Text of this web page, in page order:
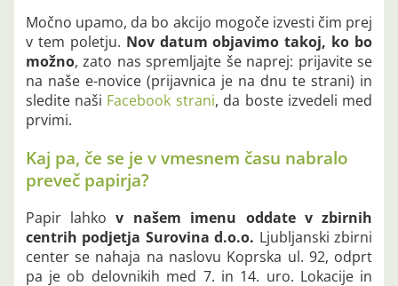
Močno upamo, da bo akcijo mogoče izvesti čim prej
v tem poletju. Nov datum objavimo takoj, ko bo
možno, zato nas spremljajte še naprej: prijavite se
na naše e-novice (prijavnica je na dnu te strani) in
sledite naši Facebook strani, da boste izvedeli med
prvimi.
Kaj pa, če se je v vmesnem času nabralo
preveč papirja?
Papir lahkov našem imenu oddate v zbirnih
centrih podjetja Surovina d.o.o. Ljubljanski zbirni
center se nahaja na naslovu Koprska ul. 92, odprt
pa je ob delovnikih med 7. in 14. uro. Lokacije in